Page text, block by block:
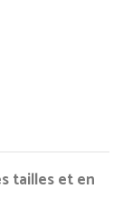
tailles et en